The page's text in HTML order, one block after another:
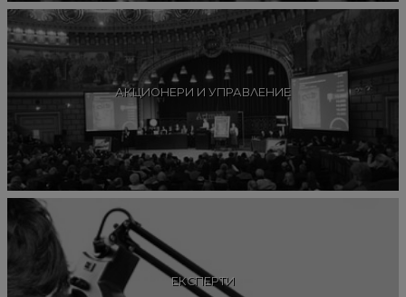
АКЦИОНЕРИ И УПРАВЛЕНИЕ
ЕКСПЕРТИ